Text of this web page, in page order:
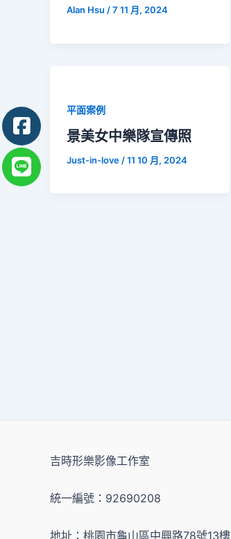
Alan Hsu /7 11 月, 2024
平面案例
景美女中樂隊宣傳照
Just-in-love /11 10 月, 2024
吉時形樂影像工作室
統一編號：92690208
地址：桃園市龜山區中興路78號13樓